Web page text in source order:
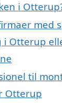
i
med
i Otterup
til
Otterup